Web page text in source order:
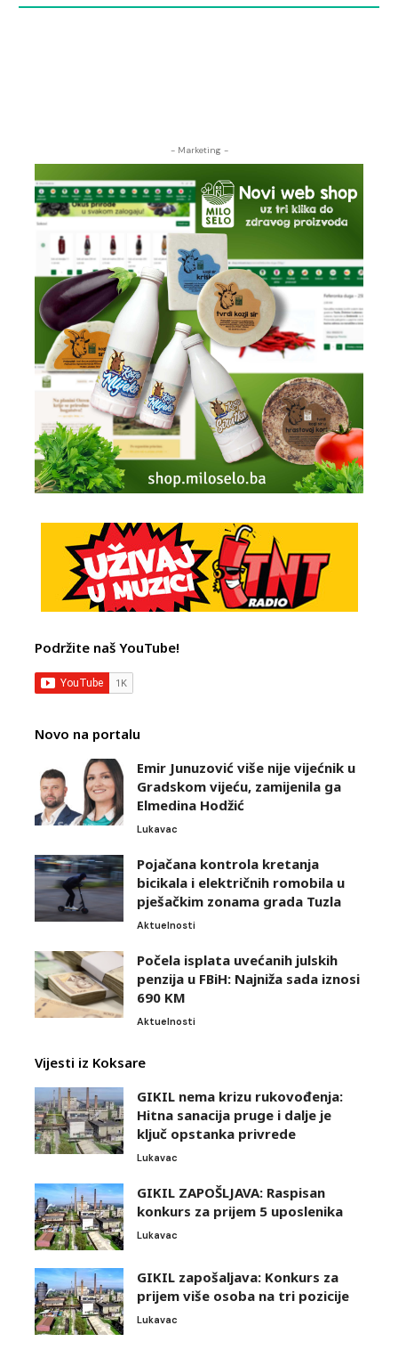
- Marketing -
Podržite naš YouTube!
Novo na portalu
Emir Junuzović više nije vijećnik u
Gradskom vijeću, zamijenila ga
Elmedina Hodžić
Lukavac
Pojačana kontrola kretanja
bicikala i električnih romobila u
pješačkim zonama grada Tuzla
Aktuelnosti
Počela isplata uvećanih julskih
penzija u FBiH: Najniža sada iznosi
690 KM
Aktuelnosti
Vijesti iz Koksare
GIKIL nema krizu rukovođenja:
Hitna sanacija pruge i dalje je
ključ opstanka privrede
Lukavac
GIKIL ZAPOŠLJAVA: Raspisan
konkurs za prijem 5 uposlenika
Lukavac
GIKIL zapošaljava: Konkurs za
prijem više osoba na tri pozicije
Lukavac